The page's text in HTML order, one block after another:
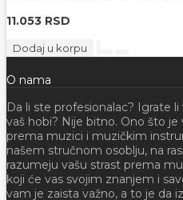
11.053 RSD
Dodaj u korpu
O nama
Da li ste profesionalac? Igrate
vaš hobi? Nije bitno. Ono što
prema muzici i muzičkim
našem stručnom osoblju, na
razumeju vašu strast prema
koji će vas svojim znanjem i
vam je zaista važno, a to je da